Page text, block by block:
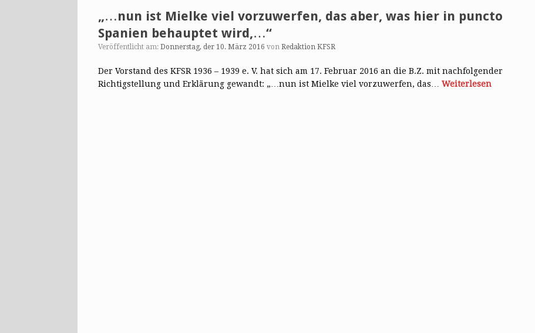
„…nun ist Mielke viel vorzuwerfen, das aber, was hier in puncto
Spanien behauptet wird,…“
Veröffentlicht am: Donnerstag, der 10. März 2016 von Redaktion KFSR
Der Vorstand des KFSR 1936 – 1939 e. V. hat sich am 17. Februar 2016 an die B.Z. mit nachfolgender
Richtigstellung und Erklärung gewandt: „…nun ist Mielke viel vorzuwerfen, das… Weiterlesen